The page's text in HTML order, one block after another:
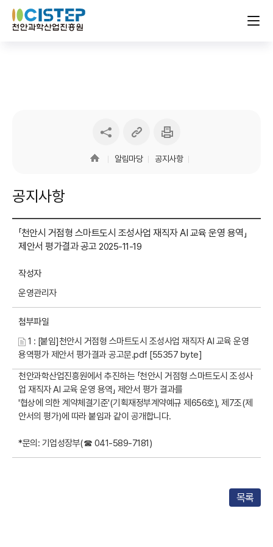
공지사항
알림마당 공지사항
공유하기
복사하기
「천안시 거점형 스마트도시 조성사업 재직자 AI 교육 운영 용역」
제안서 평가결과 공고 2025-11-19
작성자
운영관리자
첨부파일
1 : [붙임]천안시 거점형 스마트도시 조성사업 재직자 AI 교육 운영
용역평가 제안서 평가결과 공고문.pdf [55357 byte]
천안과학산업진흥원에서 추진하는 「천안시 거점형 스마트도시 조성사
업 재직자 AI 교육 운영 용역」 제안서 평가 결과를
'협상에 의한 계약체결기준'(기획재정부계약예규 제656호), 제7조(제
안서의 평가)에 따라 붙임과 같이 공개합니다.
*문의: 기업성장부(☎ 041-589-7181)
목록